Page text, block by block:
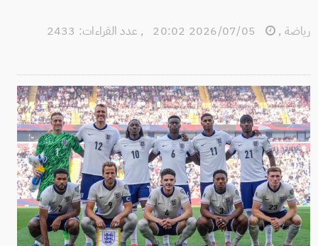
رياضة ,
, عدد القراءات: 2433